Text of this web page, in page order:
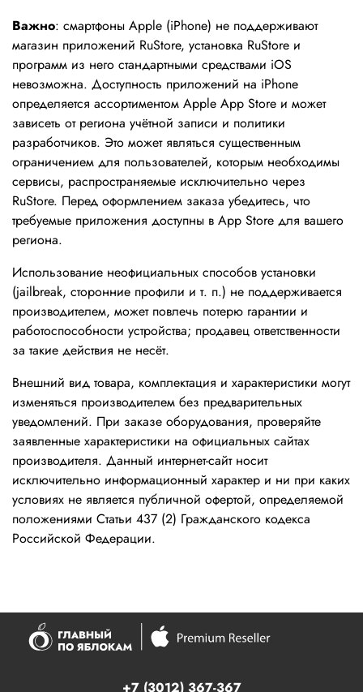
Важно: смартфоны Apple (iPhone) не поддерживают
магазин приложений RuStore, установка RuStore и
программ из него стандартными средствами iOS
невозможна. Доступность приложений на iPhone
определяется ассортиментом Apple App Store и может
зависеть от региона учётной записи и политики
разработчиков. Это может являться существенным
ограничением для пользователей, которым необходимы
сервисы, распространяемые исключительно через
RuStore. Перед оформлением заказа убедитесь, что
требуемые приложения доступны в App Store для вашего
региона.
Использование неофициальных способов установки
(jailbreak, сторонние профили и т. п.) не поддерживается
производителем, может повлечь потерю гарантии и
работоспособности устройства; продавец ответственности
за такие действия не несёт.
Внешний вид товара, комплектация и характеристики могут
изменяться производителем без предварительных
уведомлений. При заказе оборудования, проверяйте
заявленные характеристики на официальных сайтах
производителя. Данный интернет-сайт носит
исключительно информационный характер и ни при каких
условиях не является публичной офертой, определяемой
положениями Статьи 437 (2) Гражданского кодекса
Российской Федерации.
+7 (3012) 367-367